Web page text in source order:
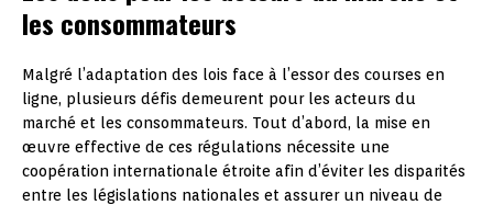
les consommateurs
Malgré l’adaptation des lois face à l’essor des courses en
ligne, plusieurs défis demeurent pour les acteurs du
marché et les consommateurs. Tout d’abord, la mise en
œuvre effective de ces régulations nécessite une
coopération internationale étroite afin d’éviter les disparités
entre les législations nationales et assurer un niveau de